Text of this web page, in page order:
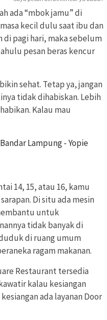
ada “mbok jamu” di
kecil dulu saat ibu dan
pagi hari, maka sebelum
pesan beras kencur
sehat. Tetap ya, jangan
tidak dihabiskan. Lebih
Kalau mau
14, 15, atau 16, kamu
Di situ ada mesin
untuk
tidak banyak di
di ruang umum
ragam makanan.
Restaurant tersedia
kalau kesiangan
ada layanan Door